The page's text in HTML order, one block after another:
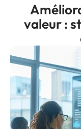
valeur :